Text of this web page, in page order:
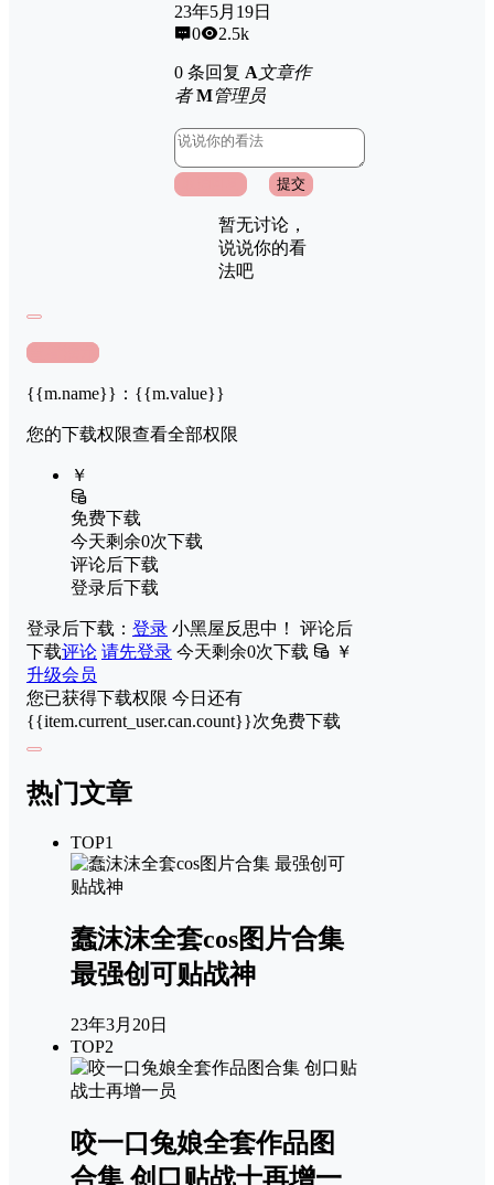
23年5月19日
0
2.5k
0 条回复 A文章作
者 M管理员
提交
暂无讨论，
说说你的看
法吧
查看演示
{{m.name}} ： {{m.value}}
您的下载权限查看全部权限
￥
免费下载
今天剩余0次下载
评论后下载
登录后下载
登录后下载： 登录 小黑屋反思中！ 评论后
下载评论 请先登录 今天剩余0次下载
￥
升级会员
您已获得下载权限 今日还有
{{item.current_user.can.count}}次免费下载
热门文章
TOP1
蠢沫沫全套cos图片合集
最强创可贴战神
23年3月20日
TOP2
咬一口兔娘全套作品图
合集 创口贴战士再增一